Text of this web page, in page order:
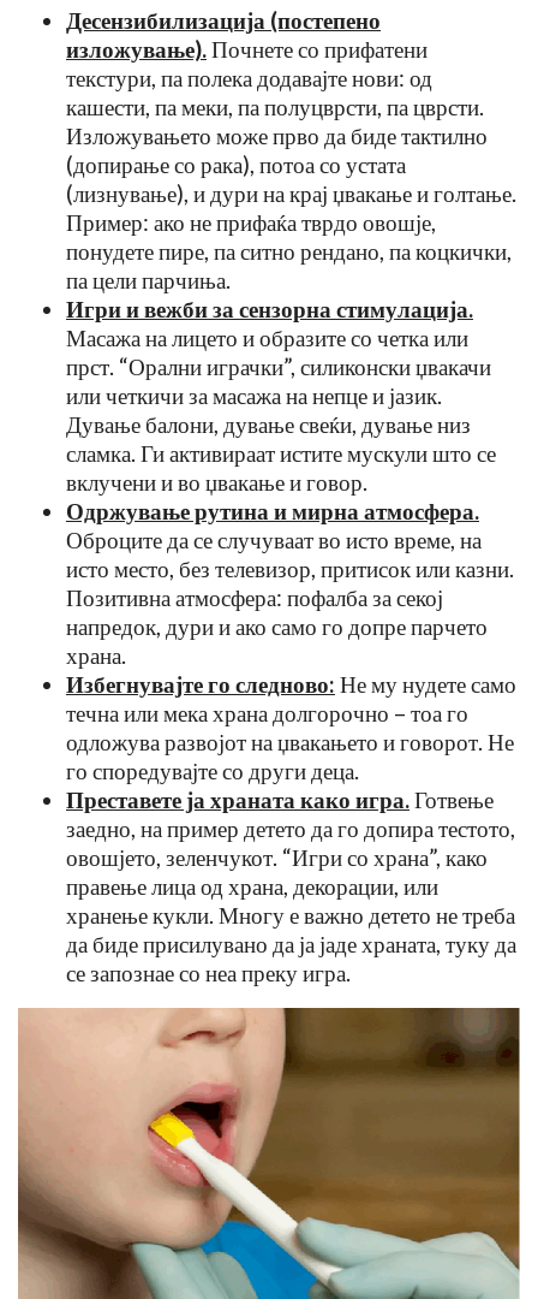
Десензибилизација (постепено
изложување).Почнете со прифатени
текстури, па полека додавајте нови: од
кашести, па меки, па полуцврсти, па цврсти.
Изложувањето може прво да биде тактилно
(допирање со рака), потоа со устата
(лизнување), и дури на крај џвакање и голтање.
Пример: ако не прифаќа тврдо овошје,
понудете пире, па ситно рендано, па коцкички,
па цели парчиња.
Игри и вежби за сензорна стимулација.
Масажа на лицето и образите со четка или
прст. “Орални играчки”, силиконски џвакачи
или четкичи за масажа на непце и јазик.
Дување балони, дување свеќи, дување низ
сламка. Ги активираат истите мускули што се
вклучени и во џвакање и говор.
Одржување рутина и мирна атмосфера.
Оброците да се случуваат во исто време, на
исто место, без телевизор, притисок или казни.
Позитивна атмосфера: пофалба за секој
напредок, дури и ако само го допре парчето
храна.
Избегнувајте го следново: Не му нудете само
течна или мека храна долгорочно – тоа го
одложува развојот на џвакањето и говорот. Не
го споредувајте со други деца.
Преставете ја храната како игра.Готвење
заедно, на пример детето да го допира тестото,
овошјето, зеленчукот. “Игри со храна”, како
правење лица од храна, декорации, или
хранење кукли. Многу е важно детето не треба
да биде присилувано да ја јаде храната, туку да
се запознае со неа преку игра.